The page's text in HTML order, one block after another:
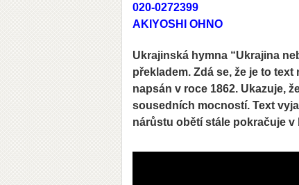
020-0272399
AKIYOSHI OHNO
Ukrajinská hymna “Ukrajina
překladem. Zdá se, že je to
napsán v roce 1862. Ukazuje,
sousedních mocností. Text
nárůstu obětí stále pokračuje v